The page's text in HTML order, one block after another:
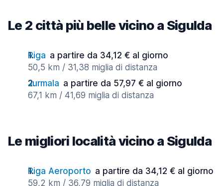
Le 2 città più belle vicino a Sigulda
Riga a partire da 34,12 € al giorno
50,5 km / 31,38 miglia di distanza
Jurmala a partire da 57,97 € al giorno
67,1 km / 41,69 miglia di distanza
Le migliori località vicino a Sigulda
Riga Aeroporto a partire da 34,12 € al giorno
59,2 km / 36,79 miglia di distanza